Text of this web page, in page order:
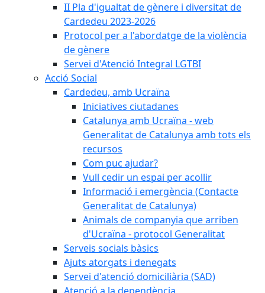
II Pla d'igualtat de gènere i diversitat de
Cardedeu 2023-2026
Protocol per a l'abordatge de la violència
de gènere
Servei d'Atenció Integral LGTBI
Acció Social
Cardedeu, amb Ucraïna
Iniciatives ciutadanes
Catalunya amb Ucraïna - web
Generalitat de Catalunya amb tots els
recursos
Com puc ajudar?
Vull cedir un espai per acollir
Informació i emergència (Contacte
Generalitat de Catalunya)
Animals de companyia que arriben
d'Ucraïna - protocol Generalitat
Serveis socials bàsics
Ajuts atorgats i denegats
Servei d'atenció domiciliària (SAD)